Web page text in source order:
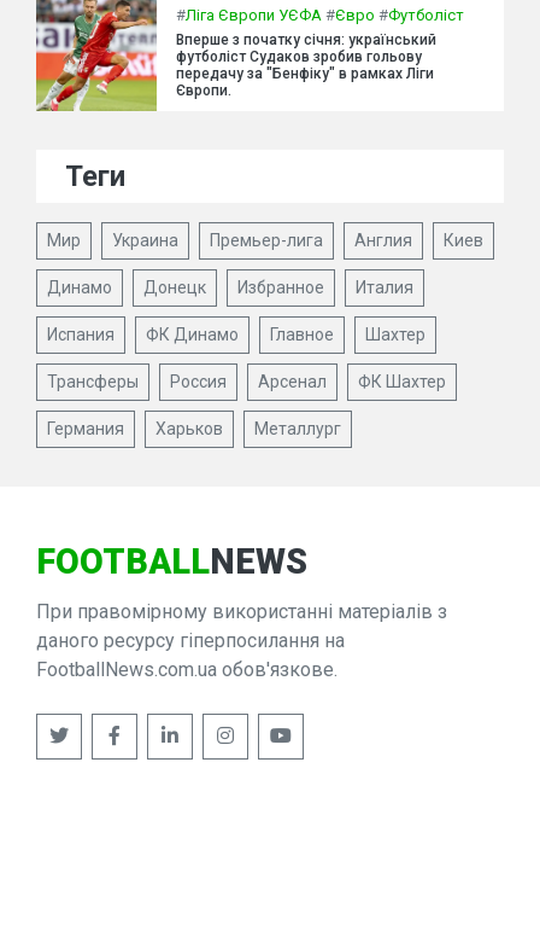
#Ліга Європи УЄФА #Євро #Футболіст
Вперше з початку січня: український
футболіст Судаков зробив гольову
передачу за "Бенфіку" в рамках Ліги
Європи.
Теги
Мир Украина Премьер-лига Англия Киев
Динамо Донецк Избранное Италия
Испания ФК Динамо Главное Шахтер
Трансферы Россия Арсенал ФК Шахтер
Германия Харьков Металлург
FOOTBALLNEWS
При правомірному використанні матеріалів з
даного ресурсу гіперпосилання на
FootballNews.com.ua обов'язкове.